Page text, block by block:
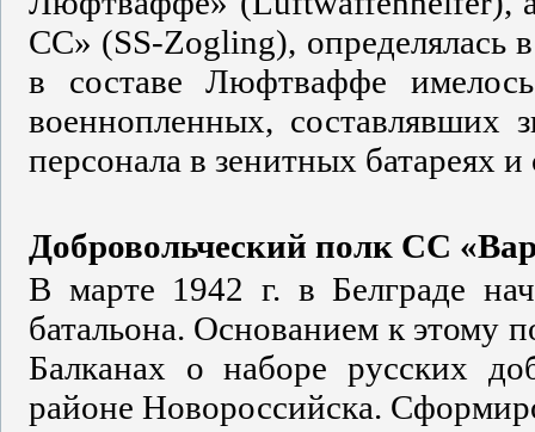
СС» (SS-Zogling), определялась
в составе Люфтваффе
военнопленных, составлявших
персонала в зенитных батареях
Добровольческий полк СС
В марте 1942 г. в Белграде
батальона. Основанием к этому
Балканах о наборе русских
районе Новороссийска.